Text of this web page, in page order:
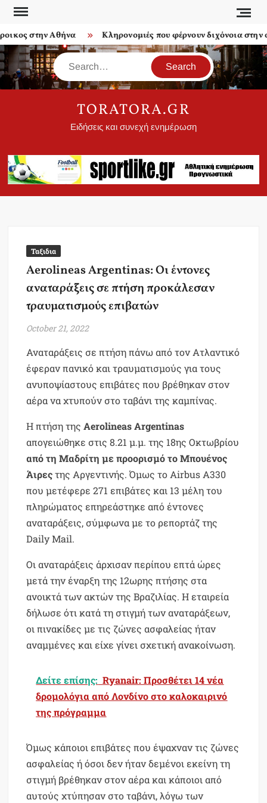
Skip
contentστην Αθήνα Κληρονομιές που φέρνουν διχόνοια στην
Search
TORATORA.GR
Ειδήσεις και συνεχή ενημέρωση
Ταξιδια
Aerolineas Argentinas: Οι έντονες
αναταράξεις σε πτήση προκάλεσαν
τραυματισμούς επιβατών
October 21, 2022
Αναταράξεις σε πτήση πάνω από τον Ατλαντικό
έφεραν πανικό και τραυματισμούς για τους
ανυποψίαστους επιβάτες που βρέθηκαν στον
αέρα να χτυπούν στο ταβάνι της καμπίνας.
Η πτήση τηςAerolineas Argentinas
απογειώθηκε στις 8.21 μ.μ. της 18ης Οκτωβρίου
από τη Μαδρίτη με προορισμό το Μπουένος
Άιρεςτης Αργεντινής. Όμως το Airbus A330
που μετέφερε 271 επιβάτες και 13 μέλη του
πληρώματος επηρεάστηκε από έντονες
αναταράξεις, σύμφωνα με το ρεπορτάζ της
Daily Mail.
Οι αναταράξεις άρχισαν περίπου επτά ώρες
μετά την έναρξη της 12ωρης πτήσης στα
ανοικτά των ακτών της Βραζιλίας. Η εταιρεία
δήλωσε ότι κατά τη στιγμή των αναταράξεων,
οι πινακίδες με τις ζώνες ασφαλείας ήταν
αναμμένες και είχε γίνει σχετική ανακοίνωση.
Δείτε επίσης: Ryanair: Προσθέτει 14 νέα
δρομολόγια από Λονδίνο στο καλοκαιρινό
της πρόγραμμα
Όμως κάποιοι επιβάτες που έψαχναν τις ζώνες
ασφαλείας ή όσοι δεν ήταν δεμένοι εκείνη τη
στιγμή βρέθηκαν στον αέρα και κάποιοι από
αυτούς χτύπησαν στο ταβάνι, λόγω των